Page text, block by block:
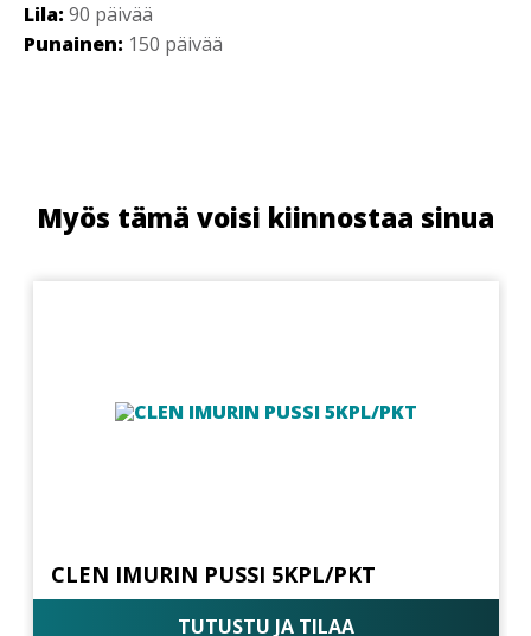
Lila: 90 päivää
Punainen: 150 päivää
Myös tämä voisi kiinnostaa sinua
CLEN IMURIN PUSSI 5KPL/PKT
TUTUSTU JA TILAA